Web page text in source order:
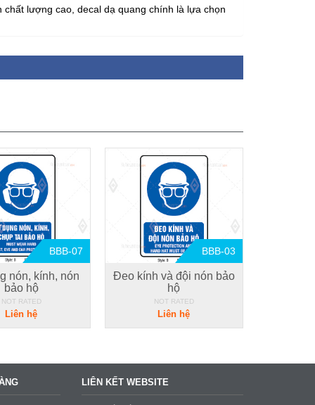
lượng cao, decal dạ quang chính là lựa chọn
BBB-07
nón, kính, nón
bảo hộ
NOT RATED
Liên hệ
BBB-03
Đeo kính và đội nón bảo
hộ
NOT RATED
Liên hệ
LIÊN KẾT WEBSITE